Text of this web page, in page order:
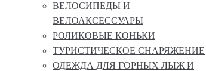
ВЕЛОСИПЕДЫ И
ВЕЛОАКСЕССУАРЫ
РОЛИКОВЫЕ КОНЬКИ
ТУРИСТИЧЕСКОЕ СНАРЯЖЕНИЕ
ОДЕЖДА ДЛЯ ГОРНЫХ ЛЫЖ И